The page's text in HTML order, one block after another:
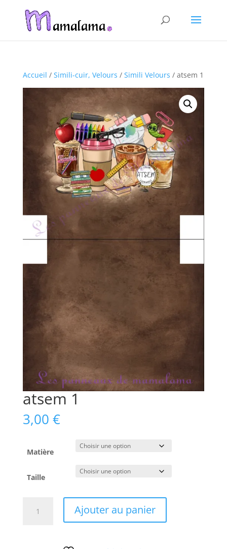
Accueil / Simili-cuir, Velours / Simili Velours / atsem 1
atsem 1
3,00 €
Matière
Taille
Ajouter au panier